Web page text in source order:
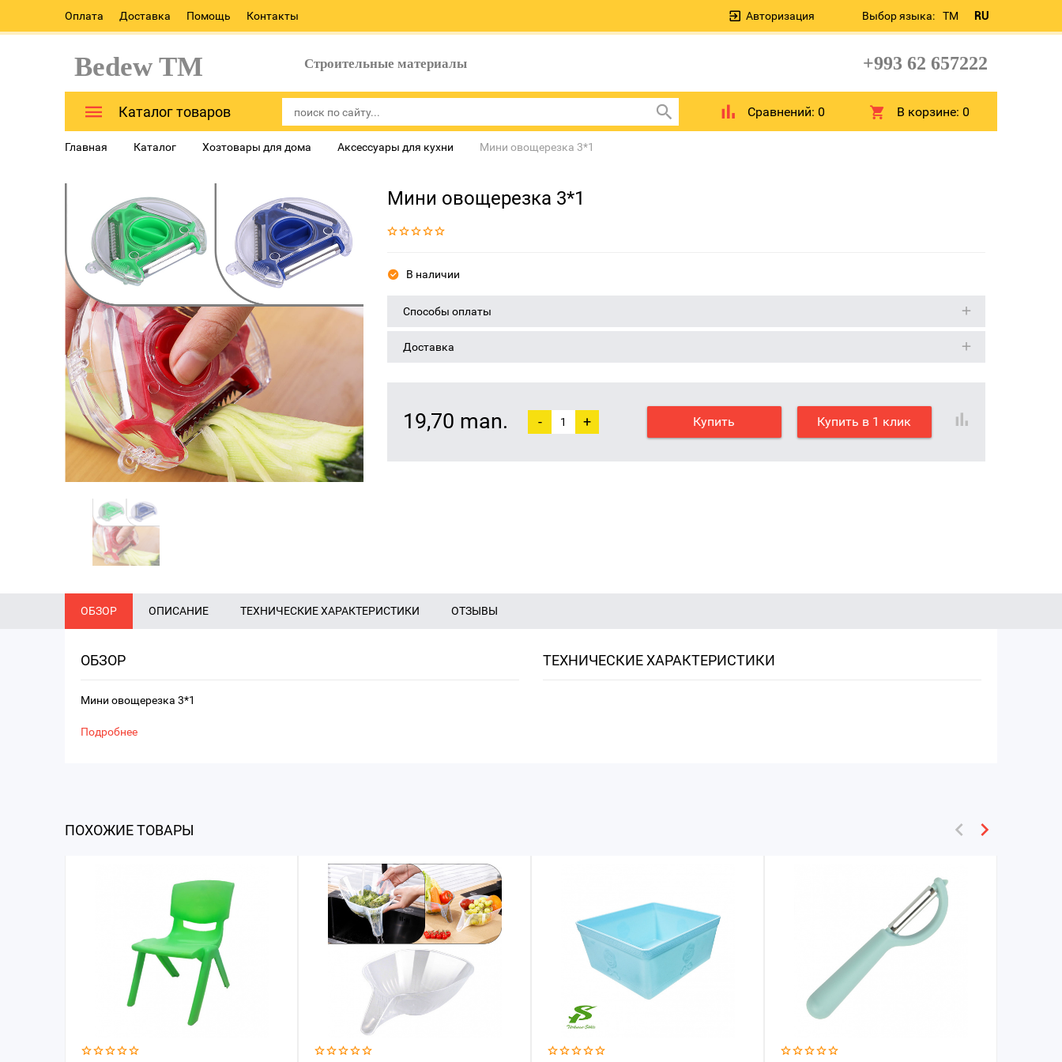
Оплата Доставка Помощь Контакты Выбор языка: TM RU
Авторизация
Bedew TM Строительные материалы +993 62 657222
Каталог товаров Сравнений: 0 В корзине:0
Главная Каталог Хозтовары для дома Аксессуары для кухни Мини овощерезка 3*1
Мини овощерезка 3*1
В наличии
Способы оплаты
Доставка
19,70 man. - + Купить Купить в 1 клик
ОБЗОР ОПИСАНИЕ ТЕХНИЧЕСКИЕ ХАРАКТЕРИСТИКИ ОТЗЫВЫ
ОБЗОР
Мини овощерезка 3*1
Подробнее
ТЕХНИЧЕСКИЕ ХАРАКТЕРИСТИКИ
ПОХОЖИЕ ТОВАРЫ